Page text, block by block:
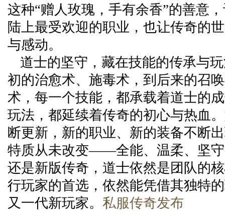
这种“赠人玫瑰，手有余香”的善意
陆上最受欢迎的职业，也让传奇的
与感动。
道士的坚守，藏在技能的传承与
初的治愈术、施毒术，到后来的召
术，每一个技能，都承载着道士的
玩法，都延续着传奇的初心与热血
断更新，新的职业、新的装备不断
特质从未改变——全能、温柔、坚
还是新版传奇，道士依然是团队的
行玩家的首选，依然能凭借其独特
又一代新玩家。 私服传奇发布